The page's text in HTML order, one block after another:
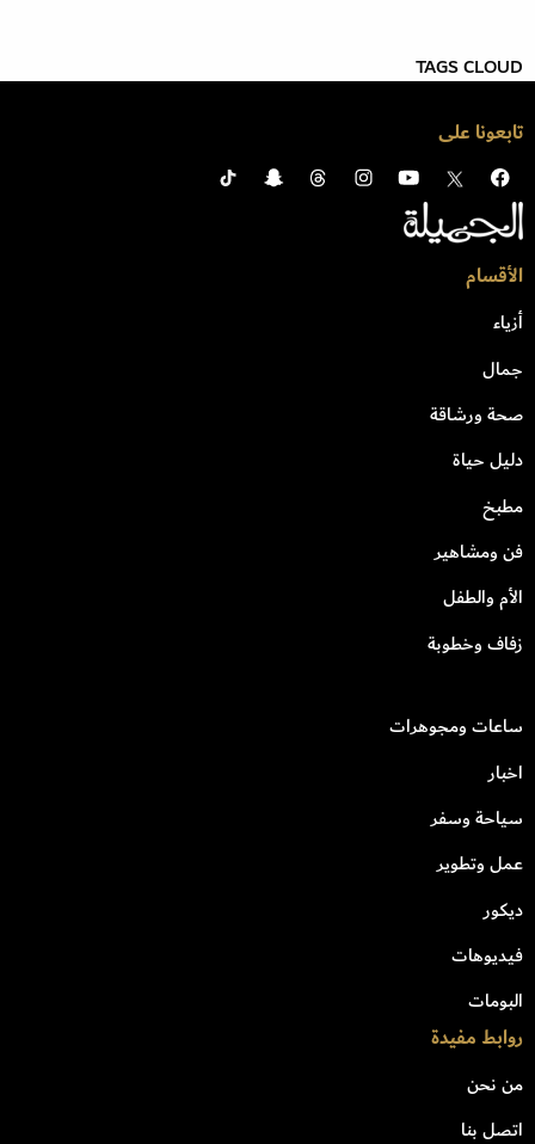
TAGS CLOUD
تابعونا على
الأقسام
أزياء
جمال
صحة ورشاقة
دليل حياة
مطبخ
فن ومشاهير
الأم والطفل
زفاف وخطوبة
ساعات ومجوهرات
اخبار
سياحة وسفر
عمل وتطوير
ديكور
فيديوهات
البومات
روابط مفيدة
من نحن
اتصل بنا